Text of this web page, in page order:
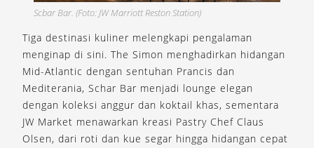
Scbar Bar. (Foto: JW Marriott Reston Station)
Tiga destinasi kuliner melengkapi pengalaman
menginap di sini. The Simon menghadirkan hidangan
Mid-Atlantic dengan sentuhan Prancis dan
Mediterania, Schar Bar menjadi lounge elegan
dengan koleksi anggur dan koktail khas, sementara
JW Market menawarkan kreasi Pastry Chef Claus
Olsen, dari roti dan kue segar hingga hidangan cepat